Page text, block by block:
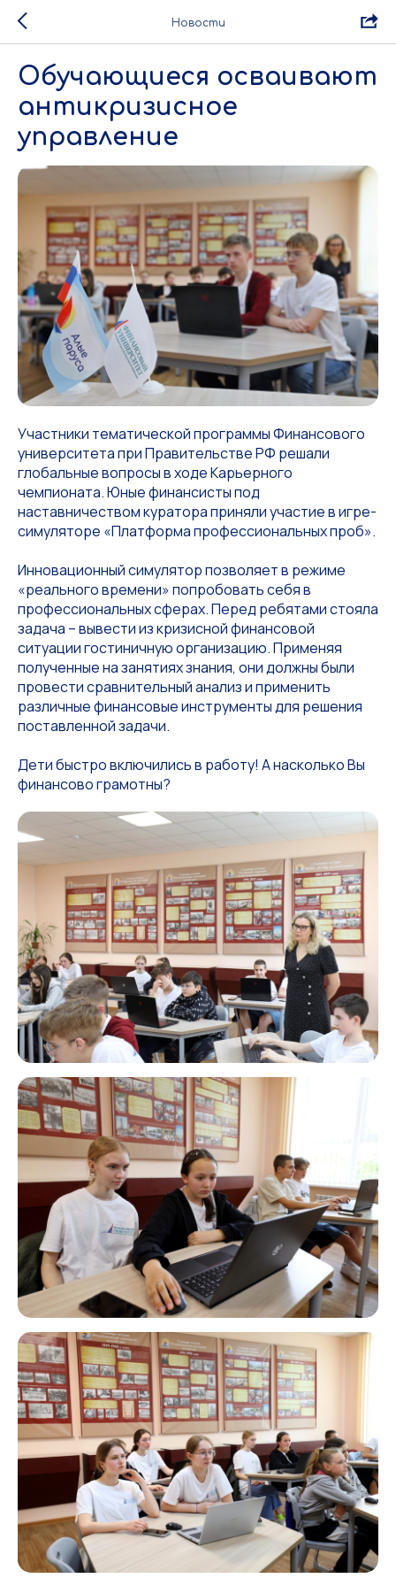
Новости
Обучающиеся осваивают
антикризисное
управление
Участники тематической программы Финансового
университета при Правительстве РФ решали
глобальные вопросы в ходе Карьерного
чемпионата. Юные финансисты под
наставничеством куратора приняли участие в игре-
симуляторе «Платформа профессиональных проб».
Инновационный симулятор позволяет в режиме
«реального времени» попробовать себя в
профессиональных сферах. Перед ребятами стояла
задача – вывести из кризисной финансовой
ситуации гостиничную организацию. Применяя
полученные на занятиях знания, они должны были
провести сравнительный анализ и применить
различные финансовые инструменты для решения
поставленной задачи.
Дети быстро включились в работу! А насколько Вы
финансово грамотны?